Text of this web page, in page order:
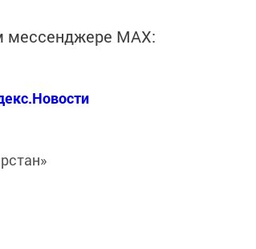
мессенджере MАХ: